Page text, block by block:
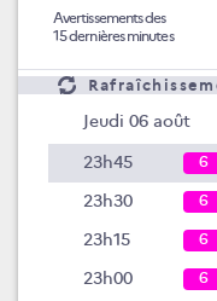
Avertissements des
15 dernières minutes
Jeudi 06 août
23h45 6
23h30 6
23h15 6
23h00 6